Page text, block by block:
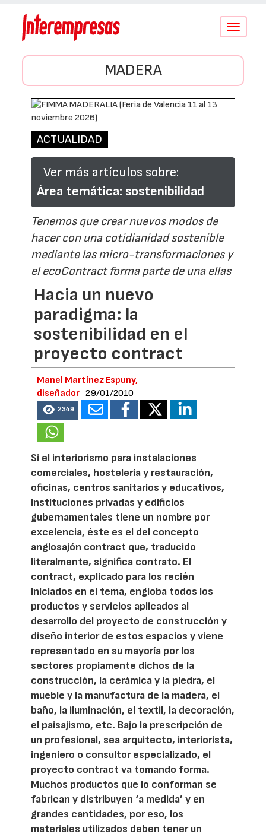
Conmutar
MADERA
ACTUALIDAD
Ver más artículos sobre:
Área temática: sostenibilidad
Tenemos que crear nuevos modos de
hacer con una cotidianidad sostenible
mediante las micro-transformaciones y
el ecoContract forma parte de una ellas
Hacia un nuevo
paradigma: la
sostenibilidad en el
proyecto contract
Manel Martínez Espuny,
diseñador 29/01/2010
2349
Si el interiorismo para instalaciones
comerciales, hostelería y restauración,
oficinas, centros sanitarios y educativos,
instituciones privadas y edificios
gubernamentales tiene un nombre por
excelencia, éste es el del concepto
anglosajón contract que, traducido
literalmente, significa contrato. El
contract, explicado para los recién
iniciados en el tema, engloba todos los
productos y servicios aplicados al
desarrollo del proyecto de construcción y
diseño interior de estos espacios y viene
representado en su mayoría por los
sectores propiamente dichos de la
construcción, la cerámica y la piedra, el
mueble y la manufactura de la madera, el
baño, la iluminación, el textil, la decoración,
el paisajismo, etc. Bajo la prescripción de
un profesional, sea arquitecto, interiorista,
ingeniero o consultor especializado, el
proyecto contract va tomando forma.
Muchos productos que lo conforman se
fabrican y distribuyen ‘a medida’ y en
grandes cantidades, por eso, los
materiales utilizados deben tener un